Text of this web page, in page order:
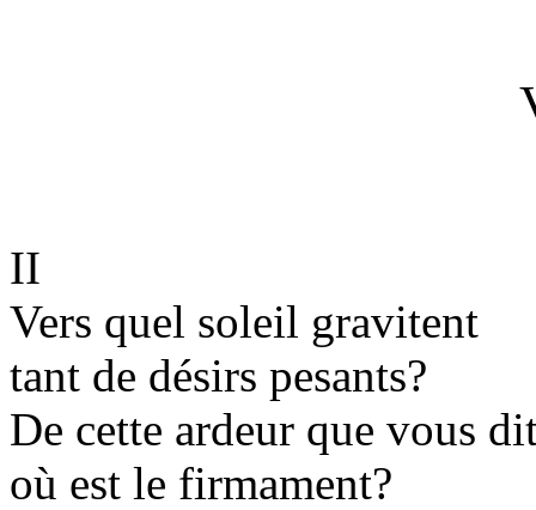
II
Vers quel soleil gravitent
tant de désirs pesants?
De cette ardeur que vous
où est le firmament?